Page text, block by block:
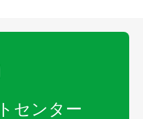
センター